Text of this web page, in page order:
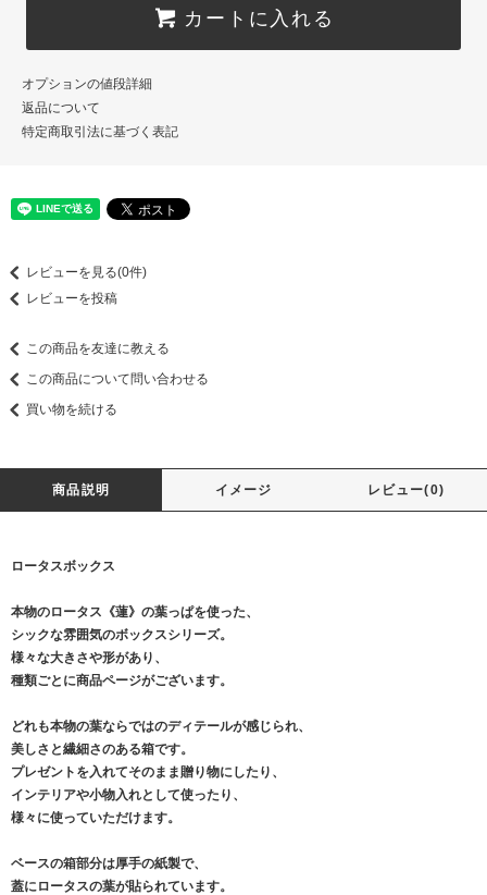
カートに入れる
オプションの値段詳細
返品について
特定商取引法に基づく表記
レビューを見る(0件)
レビューを投稿
この商品を友達に教える
この商品について問い合わせる
買い物を続ける
商品説明 イメージ レビュー(0)
ロータスボックス
本物のロータス《蓮》の葉っぱを使った、
シックな雰囲気のボックスシリーズ。
様々な大きさや形があり、
種類ごとに商品ページがございます。
どれも本物の葉ならではのディテールが感じられ、
美しさと繊細さのある箱です。
プレゼントを入れてそのまま贈り物にしたり、
インテリアや小物入れとして使ったり、
様々に使っていただけます。
ベースの箱部分は厚手の紙製で、
蓋にロータスの葉が貼られています。